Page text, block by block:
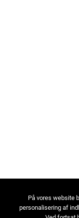
På vores website
personalisering af